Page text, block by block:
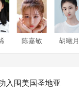
陈嘉敏 胡曦
入围美国圣地亚